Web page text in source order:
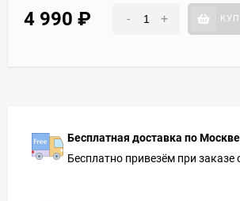
4 990 - +
Бесплатная доставка по Москве
Бесплатно привезём при заказе